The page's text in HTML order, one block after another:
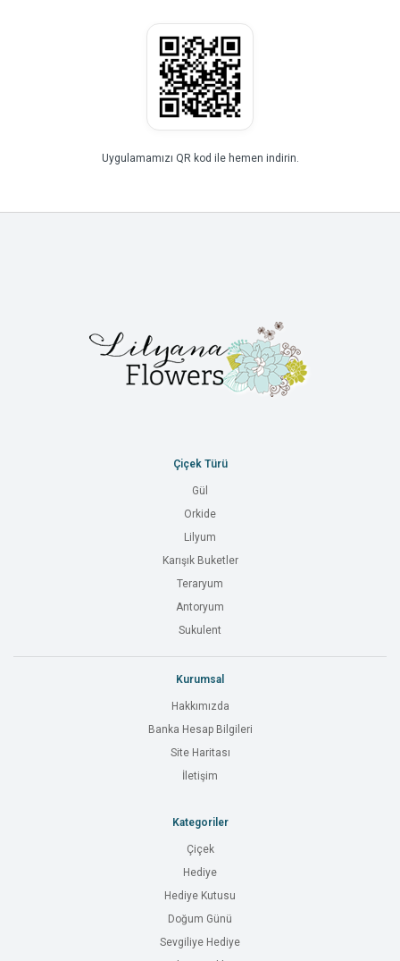
Uygulamamızı QR kod ile hemen indirin.
Çiçek Türü
Gül
Orkide
Lilyum
Karışık Buketler
Teraryum
Antoryum
Sukulent
Kurumsal
Hakkımızda
Banka Hesap Bilgileri
Site Haritası
İletişim
Kategoriler
Çiçek
Hediye
Hediye Kutusu
Doğum Günü
Sevgiliye Hediye